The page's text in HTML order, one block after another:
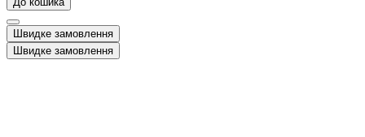
Швидке замовлення
Швидке замовлення